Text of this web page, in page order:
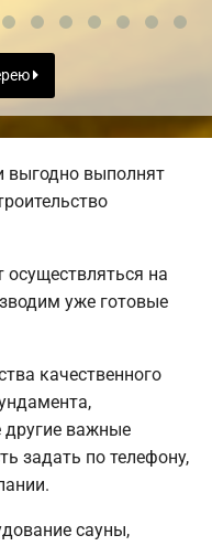
выгодно выполнят
осуществляться на
уже готовые
качественного
другие важные
задать по телефону,
сауны,